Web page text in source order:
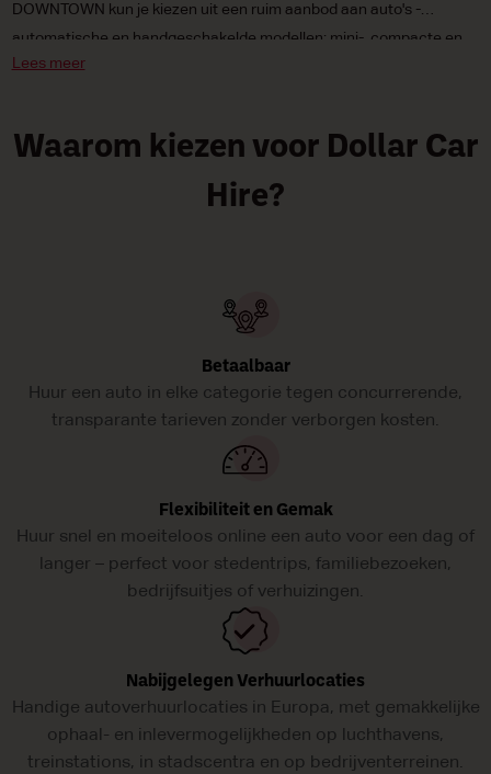
DOWNTOWN kun je kiezen uit een ruim aanbod aan auto's -
automatische en handgeschakelde modellen; mini-, compacte en
middenklassers, en zelfs milieuvriendelijke elektrische auto;s en
Lees meer
Waarom kiezen voor Dollar Car
Hire?
Betaalbaar
Huur een auto in elke categorie tegen concurrerende,
transparante tarieven zonder verborgen kosten.
Flexibiliteit en Gemak
Huur snel en moeiteloos online een auto voor een dag of
langer – perfect voor stedentrips, familiebezoeken,
bedrijfsuitjes of verhuizingen.
Nabijgelegen Verhuurlocaties
Handige autoverhuurlocaties in Europa, met gemakkelijke
ophaal- en inlevermogelijkheden op luchthavens,
treinstations, in stadscentra en op bedrijventerreinen.